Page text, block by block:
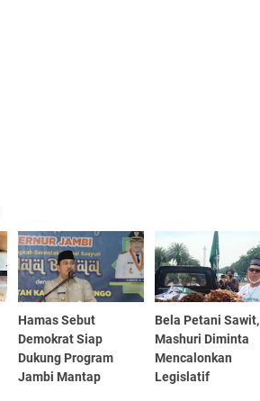
Hamas Sebut
Demokrat Siap
Dukung Program
Jambi Mantap
Bela Petani Sawit,
Mashuri Diminta
Mencalonkan
Legislatif